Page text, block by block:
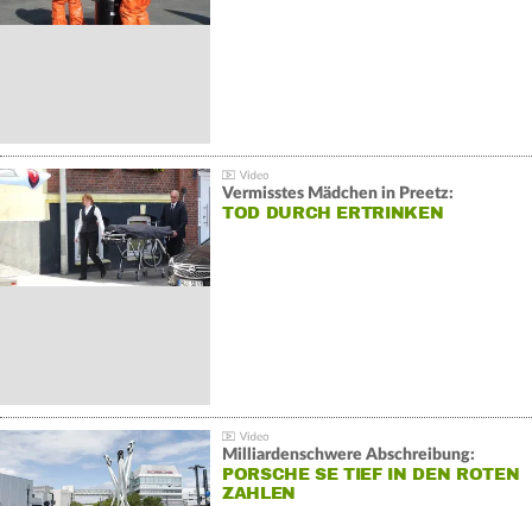
Vermisstes Mädchen in Preetz:
TOD DURCH ERTRINKEN
Milliardenschwere Abschreibung:
PORSCHE SE TIEF IN DEN ROTEN
ZAHLEN